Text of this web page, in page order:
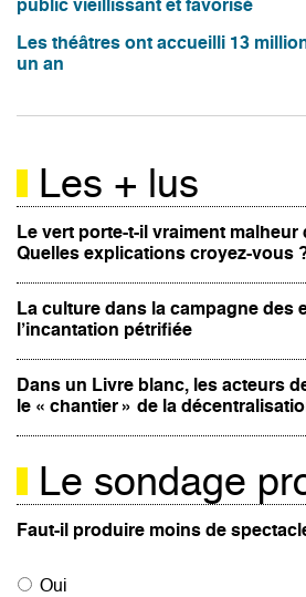
public vieillissant et favorisé
Les théâtres ont accueilli 13
un an
Les + lus
Le vert porte-t-il vraiment malheur
Quelles explications croyez-vous
La culture dans la campagne des
l’incantation pétrifiée
Dans un Livre blanc, les acteurs
le « chantier » de la
Le sondage
Faut-il produire moins de
Oui